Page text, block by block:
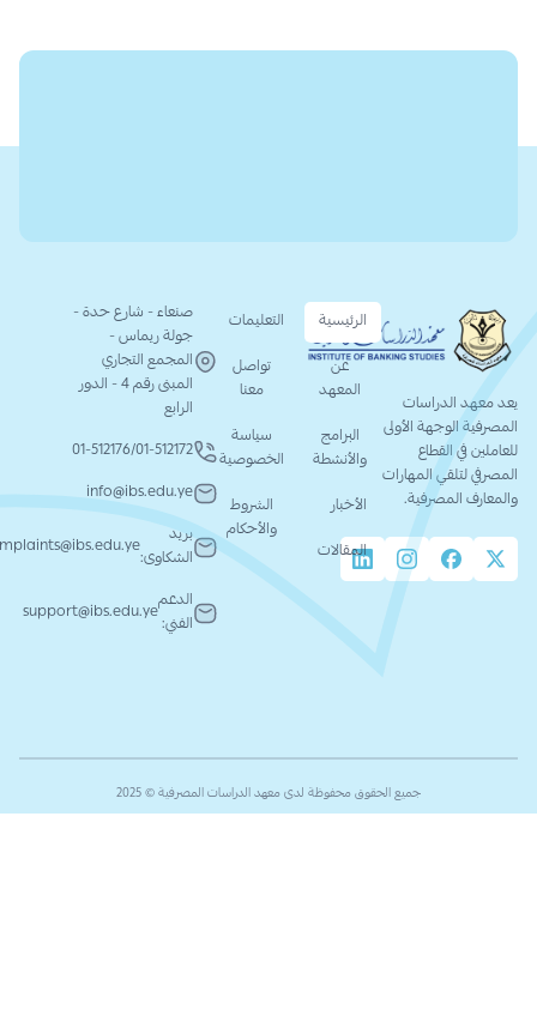
يعد معهد الدراسات
المصرفية الوجهة الأولى
للعاملين في القطاع
المصرفي لتلقي المهارات
والمعارف المصرفية.
الرئيسية
عن
المعهد
البرامج
والأنشطة
الأخبار
المقالات
التعليمات
تواصل
معنا
سياسة
الخصوصية
الشروط
والأحكام
صنعاء - شارع حدة -
جولة ريماس -
المجمع التجاري
المبنى رقم 4 - الدور
الرابع
01-512172
/
01-512176
info@ibs.edu.ye
بريد
الشكاوى:
complaints@ibs.edu.ye
الدعم
الفني:
support@ibs.edu.ye
جميع الحقوق محفوظة لدى معهد الدراسات المصرفية © 2025